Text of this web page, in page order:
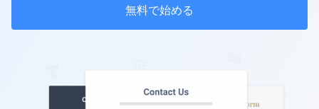
無料で始める